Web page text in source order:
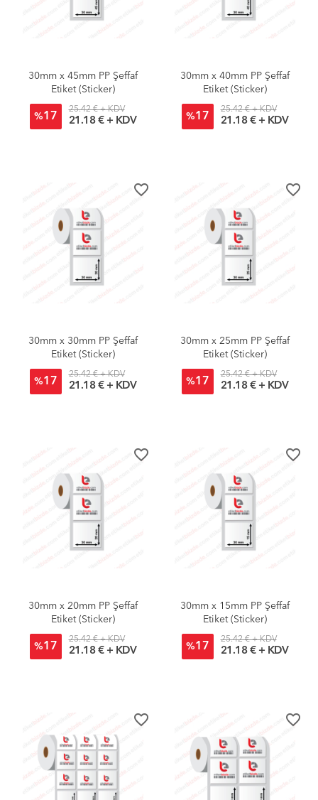
30mm x 45mm PP Şeffaf
Etiket (Sticker)
%17
25.42 € + KDV
21.18 € + KDV
30mm x 40mm PP Şeffaf
Etiket (Sticker)
%17
25.42 € + KDV
21.18 € + KDV
favorite_border
30mm x 30mm PP Şeffaf
Etiket (Sticker)
%17
25.42 € + KDV
21.18 € + KDV
favorite_border
30mm x 25mm PP Şeffaf
Etiket (Sticker)
%17
25.42 € + KDV
21.18 € + KDV
favorite_border
30mm x 20mm PP Şeffaf
Etiket (Sticker)
%17
25.42 € + KDV
21.18 € + KDV
favorite_border
30mm x 15mm PP Şeffaf
Etiket (Sticker)
%17
25.42 € + KDV
21.18 € + KDV
favorite_border favorite_border